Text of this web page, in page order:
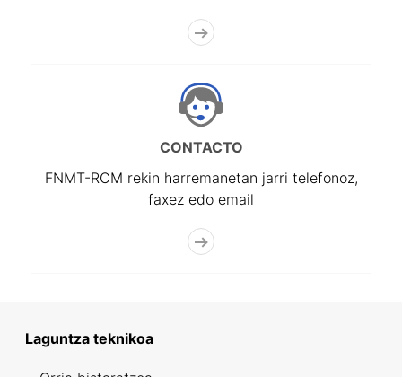
CONTACTO
FNMT-RCM rekin harremanetan jarri telefonoz,
faxez edo email
Laguntza teknikoa